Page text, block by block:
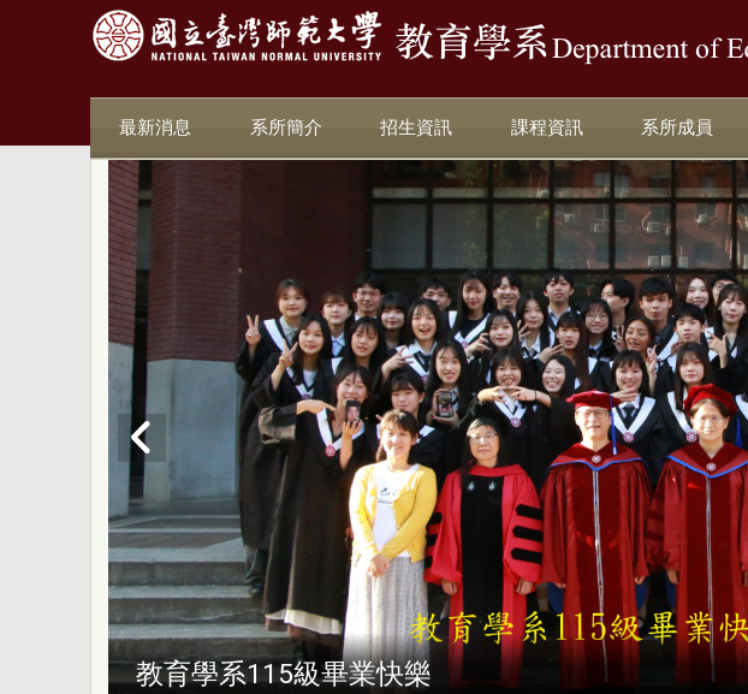
最新消息 系所簡介 招生資訊 課程資訊 系所成員
教育學系115級畢業快樂